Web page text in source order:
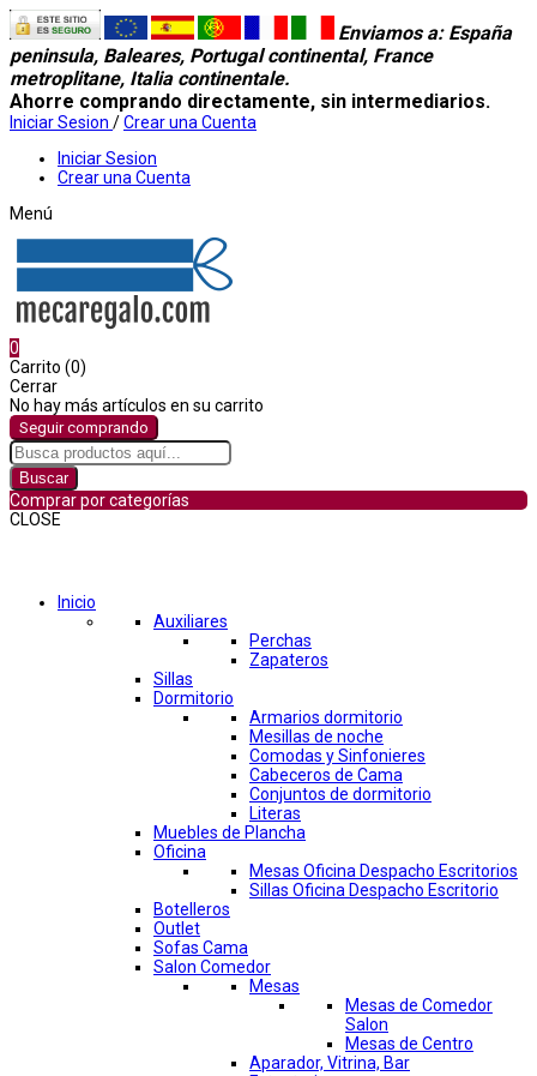
Enviamos a: España
peninsula, Baleares, Portugal continental, France
metroplitane, Italia continentale.
Ahorre comprando directamente, sin intermediarios.
Iniciar Sesion /Crear una Cuenta
Iniciar Sesion
Crear una Cuenta
Menú
0
Carrito (0)
Cerrar
No hay más artículos en su carrito
Seguir comprando
Buscar
Comprar por categorías
CLOSE
Inicio
Auxiliares
Perchas
Zapateros
Sillas
Dormitorio
Armarios dormitorio
Mesillas de noche
Comodas y Sinfonieres
Cabeceros de Cama
Conjuntos de dormitorio
Literas
Muebles de Plancha
Oficina
Mesas Oficina Despacho Escritorios
Sillas Oficina Despacho Escritorio
Botelleros
Outlet
Sofas Cama
Salon Comedor
Mesas
Mesas de Comedor
Salon
Mesas de Centro
Aparador, Vitrina, Bar